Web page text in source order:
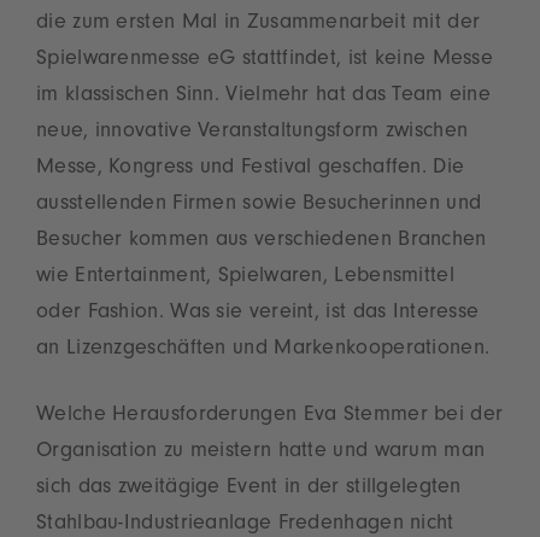
die zum ersten Mal in Zusammenarbeit mit der
Spielwarenmesse eG stattfindet, ist keine Messe
im klassischen Sinn. Vielmehr hat das Team eine
neue, innovative Veranstaltungsform zwischen
Messe, Kongress und Festival geschaffen. Die
ausstellenden Firmen sowie Besucherinnen und
Besucher kommen aus verschiedenen Branchen
wie Entertainment, Spielwaren, Lebensmittel
oder Fashion. Was sie vereint, ist das Interesse
an Lizenzgeschäften und Markenkooperationen.
Welche Herausforderungen Eva Stemmer bei der
Organisation zu meistern hatte und warum man
sich das zweitägige Event in der stillgelegten
Stahlbau-Industrieanlage Fredenhagen nicht